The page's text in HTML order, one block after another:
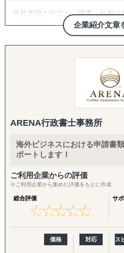
◆以下は個別施策として各専門家
『市場把握TEAM』
目的：海外現地を理解し、事業の
↳ 現地視察の企画・アテンド
『集客活動チーム』
立する
↳ 多言語サイト制作
↳ SNS運用
↳ 広告運用（Google／Meta など）
↳ インフルエンサー施策
↳ 画像・動画コンテンツ制作
『販路構築チーム』
目的：海外現地で最適なパートナ
い国も提携専門家経由で対応。
面談したい」というスポットご
・スモールスタート対応(月額8万
まずは現地法人を作らずに人だ
ケティングからはじめたいという
円〜の雇用代行(GEO/EOR)をご
歩を、低リスク・低コストで踏み
・海外進出支援(法人設立〜撤退
進出相談・現地視察アテンドから
の継続サポート、撤退・閉鎖まで
海外企業の買収・売却によるスピ
をご支援。ターゲット選定、買収
ェンス、バリュエーション、契約
トップで対応します。
・国際税務・監査・労務
各国の税務・会計、移転価格、
設計、駐在員税務、グローバル
企業紹介文章
海外市場の中でも、調査・分析
しております。
たとえば、市場の調査・分析に
を推測するPEST分析や、ビジネ
を「正確かつ包括的」に実施し
が必要なのか、クライアントの
をすることを徹底していることが
競合の調査・分析については、
握するためのSWOT分析、マーケ
を徹底的に掘り下げます。
能な施策提案まで行っております
断」のために、合理的かつ包括的
す。
ありがたいことに、これまでた
ていただきましたが、相談いた
「どの国・地域に参入すべきか
「進出に踏み切れる客観的デー
ARENA行政書士事務所
海外ビジネスにおける申請書
ポートします！
ご利用企業からの評価
※ご利用企業から集めた評価をもとに作成
総合評価
★★★★★
★★★★★
サ
価格 対応 ス